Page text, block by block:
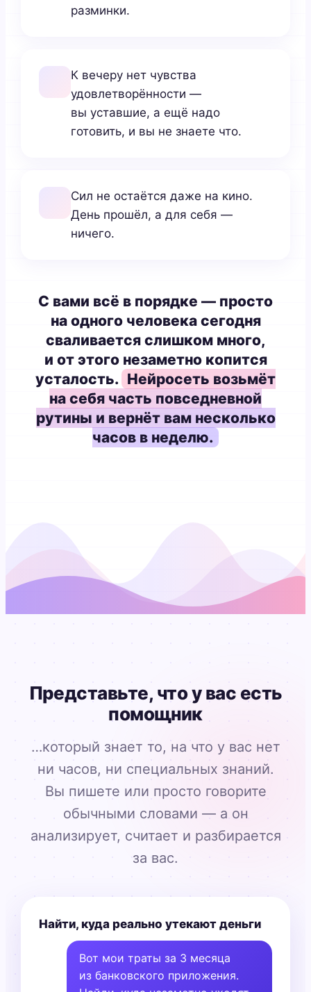
разминки.
К вечеру нет чувства
удовлетворённости —
вы уставшие, а ещё надо
готовить, и вы не знаете что.
Сил не остаётся даже на кино.
День прошёл, а для себя —
ничего.
С вами всё в порядке — просто
на одного человека сегодня
сваливается слишком много,
и от этого незаметно копится
усталость. Нейросеть возьмёт
на себя часть повседневной
рутины и вернёт вам несколько
часов в неделю.
Представьте, что у вас есть
помощник
…который знает то, на что у вас нет
ни часов, ни специальных знаний.
Вы пишете или просто говорите
обычными словами — а он
анализирует, считает и разбирается
за вас.
Найти, куда реально утекают деньги
Вот мои траты за 3 месяца
из банковского приложения.